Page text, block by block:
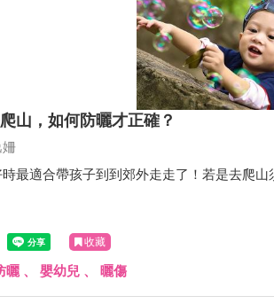
山，如何防曬才正確？
姍
最適合帶孩子到到郊外走走了！若是去爬山
收藏
曬、 嬰幼兒 、 曬傷